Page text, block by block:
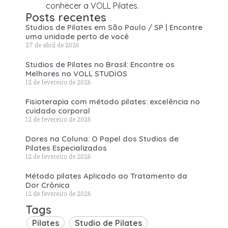
conhecer a VOLL Pilates.
Posts recentes
Studios de Pilates em São Paulo / SP | Encontre
uma unidade perto de você
27 de abril de 2026
Studios de Pilates no Brasil: Encontre os
Melhores no VOLL STUDIOS
12 de fevereiro de 2026
Fisioterapia com método pilates: excelência no
cuidado corporal
12 de fevereiro de 2026
Dores na Coluna: O Papel dos Studios de
Pilates Especializados
12 de fevereiro de 2026
Método pilates Aplicado ao Tratamento da
Dor Crônica
12 de fevereiro de 2026
Tags
Pilates
Studio de Pilates